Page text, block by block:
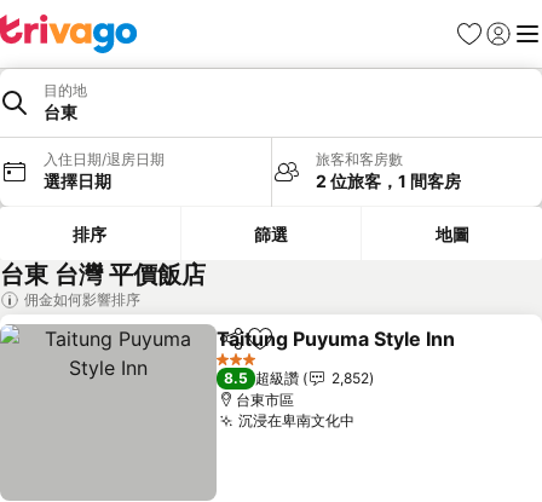
我的最愛
登入 選
目的地
台東
入住日期/退房日期
選擇日期
旅客和客房數
2 位旅客，1 間客房
排序 篩選 地圖
台東 台灣 平價飯店
佣金如何影響排序
分享 加入我的最愛
Taitung Puyuma Style Inn
3 星級
8.5 超級讚
2,852
台東市區
沉浸在卑南文化中